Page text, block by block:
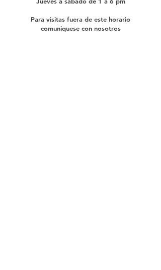
Para visitas fuera de este horario
comuniquese con nosotros